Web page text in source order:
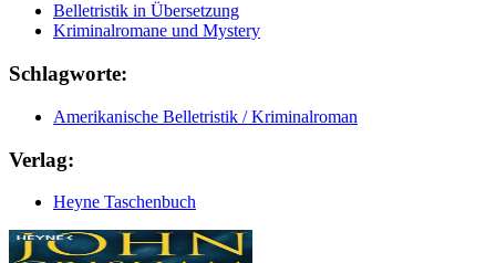
Belletristik in Übersetzung
Kriminalromane und Mystery
Schlagworte:
Amerikanische Belletristik / Kriminalroman
Verlag:
Heyne Taschenbuch